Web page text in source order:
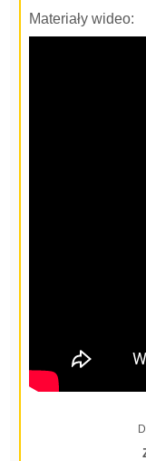
Materiały wideo: